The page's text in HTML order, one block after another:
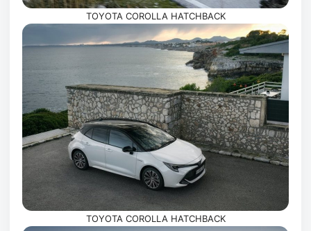
TOYOTA COROLLA HATCHBACK
TOYOTA COROLLA HATCHBACK